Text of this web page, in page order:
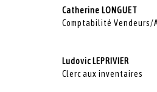
Catherine LONGUET
Comptabilité Vendeurs/
Ludovic LEPRIVIER
Clerc aux inventaires